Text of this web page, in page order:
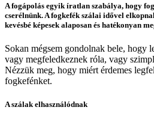
A fogápolás egyik íratlan szabálya, hogy
cserélnünk. A fogkefék szálai idővel
kevésbé képesek alaposan és hatékonyan
Sokan mégsem gondolnak bele, hogy
vagy megfeledkeznek róla, vagy
Nézzük meg, hogy miért érdemes
fogkefénket.
A szálak elhasználódnak